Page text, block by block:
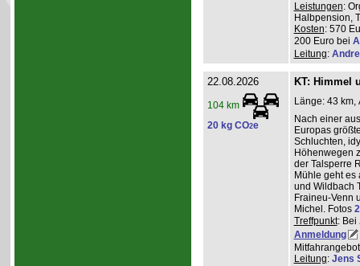
Leistungen:
Halbpension,
Kosten: 570
200 Euro bei
Leitung:
22.08.2026
104 km
20 kg CO2e
KT: Himmel
Länge: 43 km,
Nach einer
Europas
Schluchten,
Höhenwegen
der Talsperre
Mühle geht es
und Wildbach
Fraineu-Venn
Michel. Fotos
Treffpunkt: Bei
Anmeldung
Leitung: Jens